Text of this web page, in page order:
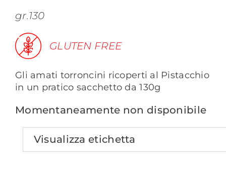
gr.130
GLUTEN FREE
Gli amati torroncini ricoperti al Pistacchio
in un pratico sacchetto da 130g
Momentaneamente non disponibile
Visualizza etichetta